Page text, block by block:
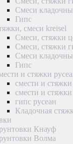
Смеси
Гипс
смеси kreisel
Смеси, стяжки
Смеси, стяжки
Смеси
Гипс
и стяжки
смести и
смести и
гипс русеан
Кладочная
Кнауф
Волма